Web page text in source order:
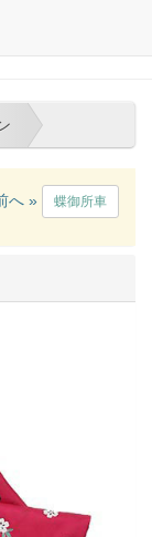
ル
へ » 蝶御所車